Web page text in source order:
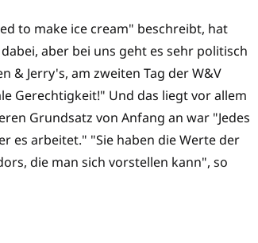
to make ice cream" beschreibt, hat
aber bei uns geht es sehr politisch
& Jerry's, am zweiten Tag der W&V
Gerechtigkeit!" Und das liegt vor allem
Grundsatz von Anfang an war "Jedes
es arbeitet." "Sie haben die Werte der
die man sich vorstellen kann", so